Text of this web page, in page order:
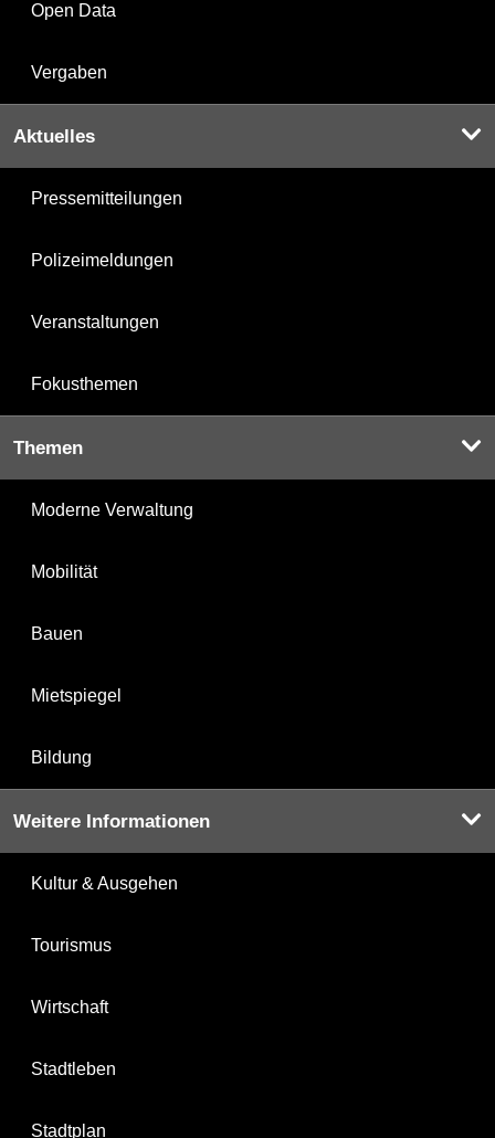
Open Data
Vergaben
Aktuelles
Pressemitteilungen
Polizeimeldungen
Veranstaltungen
Fokusthemen
Themen
Moderne Verwaltung
Mobilität
Bauen
Mietspiegel
Bildung
Weitere Informationen
Kultur & Ausgehen
Tourismus
Wirtschaft
Stadtleben
Stadtplan